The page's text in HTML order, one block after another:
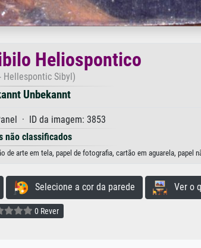
Heliospontico
Hellespontic Sibyl)
Unbekannt
· ID da imagem: 3853
não classificados
arte em tela, papel de fotografia, cartão em aguarela, papel
Selecione a cor da parede Ver o
0 Rever